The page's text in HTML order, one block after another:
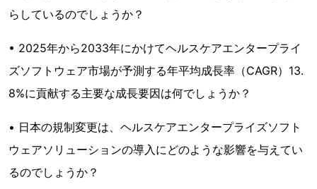
らしているのでしょうか？
• 2025年から2033年にかけてヘルスケアエンタープライ
ズソフトウェア市場が予測する年平均成長率（CAGR）13.
8%に貢献する主要な成長要因は何でしょうか？
• 日本の規制変更は、ヘルスケアエンタープライズソフト
ウェアソリューションの導入にどのような影響を与えてい
るのでしょうか？